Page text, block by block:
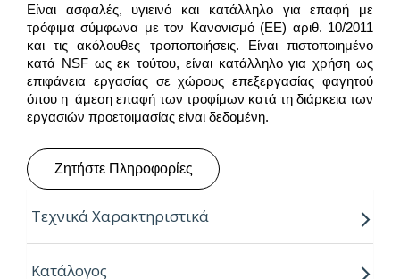
Είναι ασφαλές, υγιεινό και κατάλληλο για επαφή με
τρόφιμα σύμφωνα με τον Κανονισμό (ΕΕ) αριθ. 10/2011
και τις ακόλουθες τροποποιήσεις. Είναι πιστοποιημένο
κατά NSF ως εκ τούτου, είναι κατάλληλο για χρήση ως
επιφάνεια εργασίας σε χώρους επεξεργασίας φαγητού
όπου η άμεση επαφή των τροφίμων κατά τη διάρκεια των
εργασιών προετοιμασίας είναι δεδομένη.
Ζητήστε Πληροφορίες
Τεχνικά Χαρακτηριστικά
“Για την παραγωγή τους, η Arpa χρησιμοποιεί την
Κατάλογος